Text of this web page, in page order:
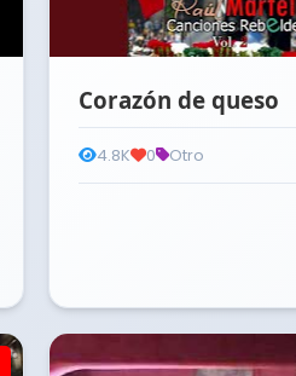
Corazón de queso
4.8K 0 Otro